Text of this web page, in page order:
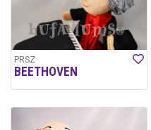
PRSZ
BEETHOVEN